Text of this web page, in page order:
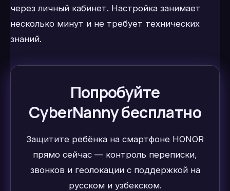
через личный кабинет. Настройка занимает
несколько минут и не требует технических
знаний.
Попробуйте
CyberNanny бесплатно
Защитите ребёнка на смартфоне HONOR
прямо сейчас — контроль переписки,
звонков и геолокации с поддержкой на
русском и узбекском.